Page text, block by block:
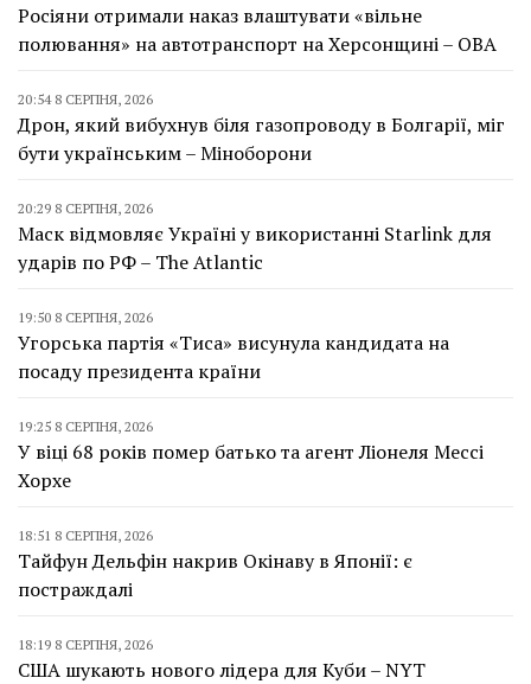
Росіяни отримали наказ влаштувати «вільне
полювання» на автотранспорт на Херсонщині – ОВА
20:54 8 СЕРПНЯ, 2026
Дрон, який вибухнув біля газопроводу в Болгарії, міг
бути українським – Міноборони
20:29 8 СЕРПНЯ, 2026
Маск відмовляє Україні у використанні Starlink для
ударів по РФ – The Atlantic
19:50 8 СЕРПНЯ, 2026
Угорська партія «Тиса» висунула кандидата на
посаду президента країни
19:25 8 СЕРПНЯ, 2026
У віці 68 років помер батько та агент Ліонеля Мессі
Хорхе
18:51 8 СЕРПНЯ, 2026
Тайфун Дельфін накрив Окінаву в Японії: є
постраждалі
18:19 8 СЕРПНЯ, 2026
США шукають нового лідера для Куби – NYT